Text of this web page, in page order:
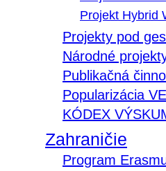
Projekt Hybrid
Projekty pod
Národné
Publikačná
Popularizácia
KÓDEX
Zahraničie
Program